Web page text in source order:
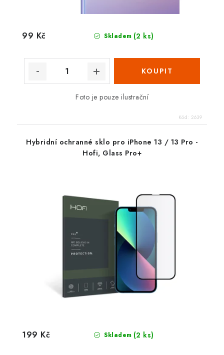
Skladem (2 ks)
99 Kč
Foto je pouze ilustrační
Kód: 2639
Hybridní ochranné sklo pro iPhone 13 / 13 Pro -
Hofi, Glass Pro+
Skladem (2 ks)
199 Kč